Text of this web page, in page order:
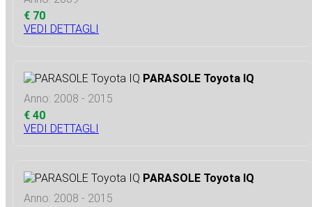
€ 70
VEDI DETTAGLI
PARASOLE Toyota IQ
Anno: 2008 - 2015
€ 40
VEDI DETTAGLI
PARASOLE Toyota IQ
Anno: 2008 - 2015